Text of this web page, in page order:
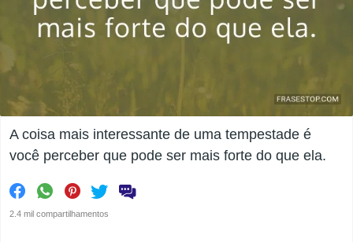
A coisa mais interessante de uma tempestade é
você perceber que pode ser mais forte do que ela.
2.4 mil compartilhamentos